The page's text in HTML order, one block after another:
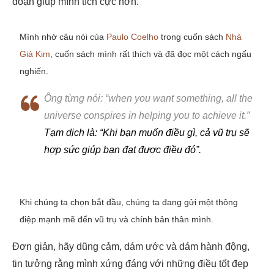
Mình nhớ câu nói của Paulo Coelho trong cuốn sách Nhà
Giả Kim , cuốn sách mình rất thích và đã đọc một cách ngấu
nghiến.
Ông từng nói: “when you want something, all the
universe conspires in helping you to achieve it.”
Tạm dịch là: “Khi bạn muốn điều gì, cả vũ trụ sẽ
hợp sức giúp bạn đạt được điều đó”.
Khi chúng ta chọn bắt đầu, chúng ta đang gửi một thông
điệp mạnh mẽ đến vũ trụ và chính bản thân mình.
Đơn giản, hãy dũng cảm, dám ước và dám hành động,
tin tưởng rằng mình xứng đáng với những điều tốt đẹp